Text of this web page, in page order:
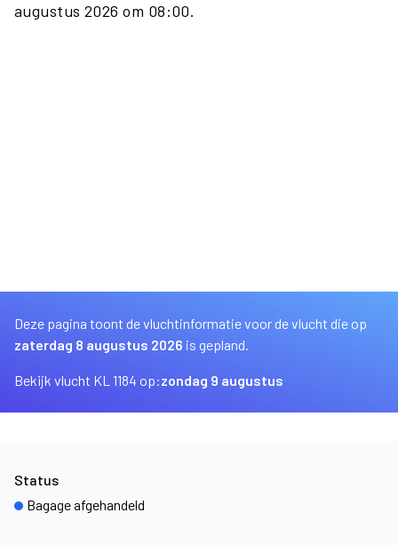
augustus 2026 om 08:00.
Deze pagina toont de vluchtinformatie voor de vlucht die op
zaterdag 8 augustus 2026 is gepland.
Bekijk vlucht KL 1184 op:zondag 9 augustus
Status
Bagage afgehandeld